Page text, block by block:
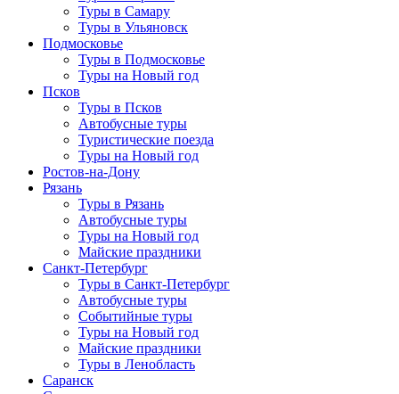
Туры в Самару
Туры в Ульяновск
Подмосковье
Туры в Подмосковье
Туры на Новый год
Псков
Туры в Псков
Автобусные туры
Туристические поезда
Туры на Новый год
Ростов-на-Дону
Рязань
Туры в Рязань
Автобусные туры
Туры на Новый год
Майские праздники
Санкт-Петербург
Туры в Санкт-Петербург
Автобусные туры
Событийные туры
Туры на Новый год
Майские праздники
Туры в Ленобласть
Саранск